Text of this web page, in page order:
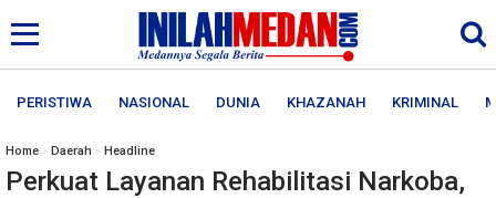
PERISTIWA NASIONAL DUNIA KHAZANAH KRIMINAL
Home » Daerah » Headline
Perkuat Layanan Rehabilitasi Narkoba,